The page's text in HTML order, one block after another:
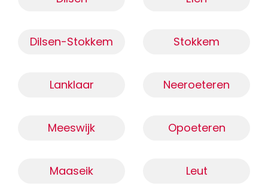
Dilsen-Stokkem Stokkem
Lanklaar Neeroeteren
Meeswijk Opoeteren
Maaseik Leut